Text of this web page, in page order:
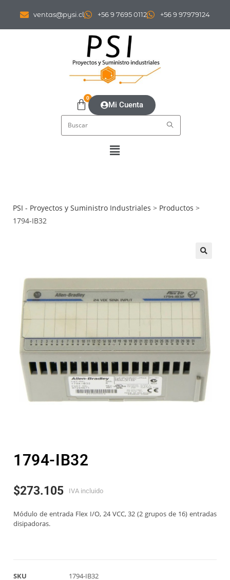
ventas@pysi.cl +56 9 7695 0112 +56 9 97979124
0
Mi Cuenta
PSI - Proyectos y Suministro Industriales > Productos >
1794-IB32
1794-IB32
$273.105 IVA incluido
Módulo de entrada Flex I/O, 24 VCC, 32 (2 grupos de 16) entradas
disipadoras.
SKU
1794-IB32